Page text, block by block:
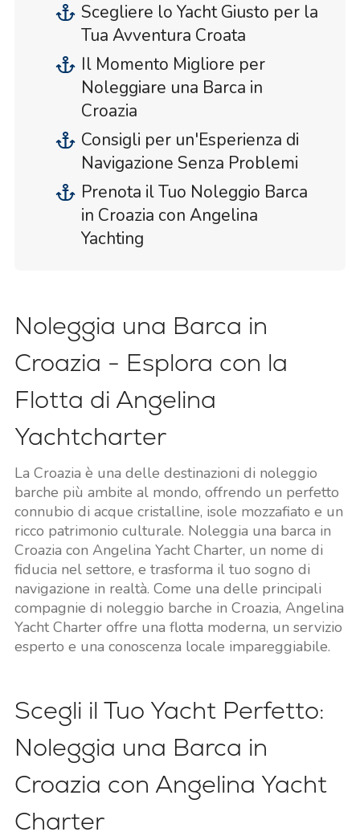
Scegliere lo Yacht Giusto per la
Tua Avventura Croata
Il Momento Migliore per
Noleggiare una Barca in
Croazia
Consigli per un'Esperienza di
Navigazione Senza Problemi
Prenota il Tuo Noleggio Barca
in Croazia con Angelina
Yachting
Noleggia una Barca in
Croazia - Esplora con la
Flotta di Angelina
Yachtcharter
La Croazia è una delle destinazioni di noleggio
barche più ambite al mondo, offrendo un perfetto
connubio di acque cristalline, isole mozzafiato e un
ricco patrimonio culturale. Noleggia una barca in
Croazia con Angelina Yacht Charter, un nome di
fiducia nel settore, e trasforma il tuo sogno di
navigazione in realtà. Come una delle principali
compagnie di noleggio barche in Croazia, Angelina
Yacht Charter offre una flotta moderna, un servizio
esperto e una conoscenza locale impareggiabile.
Scegli il Tuo Yacht Perfetto:
Noleggia una Barca in
Croazia con Angelina Yacht
Charter